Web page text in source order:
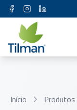
Início Produtos